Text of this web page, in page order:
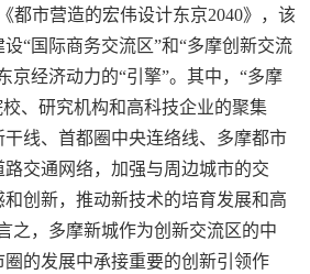
都市营造的宏伟设计东京2040》，该
“国际商务交流区”和“多摩创新交流
京经济动力的“引擎”。其中，“多摩
、研究机构和高科技企业的聚集
干线、首都圈中央连络线、多摩都市
交通网络，加强与周边城市的交
创新，推动新技术的培育发展和高
之，多摩新城作为创新交流区的中
的发展中承接重要的创新引领作